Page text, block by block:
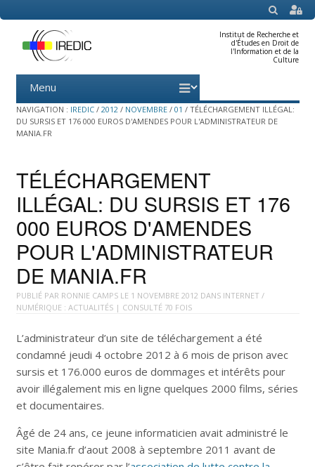
SEARCH
Institut de Recherche et
d'Études en Droit de
l'Information et de la
Culture
Menu
content
NAVIGATION : IREDIC / 2012 / NOVEMBRE / 01 / TÉLÉCHARGEMENT ILLÉGAL:
DU SURSIS ET 176 000 EUROS D'AMENDES POUR L'ADMINISTRATEUR DE
MANIA.FR
TÉLÉCHARGEMENT
ILLÉGAL: DU SURSIS ET 176
000 EUROS D'AMENDES
POUR L'ADMINISTRATEUR
DE MANIA.FR
PUBLIÉ PAR RONNIE CAMPSLE 1 NOVEMBRE 2012 DANS INTERNET /
NUMÉRIQUE : ACTUALITÉS| CONSULTÉ 70 FOIS
L’administrateur d’un site de téléchargement a été
condamné jeudi 4 octobre 2012 à 6 mois de prison avec
sursis et 176.000 euros de dommages et intérêts pour
avoir illégalement mis en ligne quelques 2000 films, séries
et documentaires.
Âgé de 24 ans, ce jeune informaticien avait administré le
site Mania.fr d’aout 2008 à septembre 2011 avant de